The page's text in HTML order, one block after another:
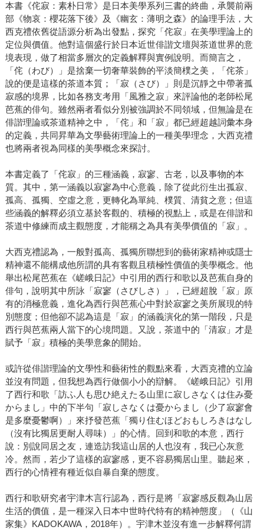
本書《侘寂：素朴日常》是日本美學系列三書的終曲，承襲前兩
部《物哀：櫻花落下後》及《幽玄：薄明之森》的論理手法，大
西克禮依舊從語源分析為出發點，探究「侘寂」在美學理論上的
定位與價值。他對這個盛行於日本近世俳諧文壇與茶道世界的意
境表現，做了相當多層次的定義解釋與實例說明。而簡言之，
「侘（わび）」是捨棄一切奢華裝飾的平淡簡樸之美，「侘茶」
說的便是這樣的茶道本質；「寂（さび）」則是沉靜之中帶著孤
寂感的境界，比如各務支考用「風雅之寂」來評論他的老師松尾
芭蕉的俳句。雖然兩者看似分別被強調於不同領域，但無論是在
俳諧理論或茶道精神之中，「侘」和「寂」都已經超越詞彙本身
的定義，共同昇華為文學藝術理論上的一種美學理念，大西克禮
也將兩者視為同樣的美學概念來探討。
本書定義了「侘寂」的三種涵義，寂寥、古老，以及事物的本
質。其中，第一涵義以寂寥為中心意義，除了從此衍生出孤寂、
孤高、孤獨、空虛之意，更轉化為單純、樸質、清貧之意；但這
些涵義的解釋必須立基於客觀的、積極的視點上，或是在俳諧和
茶道中修練而成主觀態度，才能稱之為具有美學價值的「寂」。
大西克禮認為，一般對孤高、孤獨所聯想到的藝術家精神或隱士
精神還不能構成他所謂的具有客觀且積極性價值的美學概念。他
舉出松尾芭蕉在《嵯峨日記》中引用的西行和歌以及芭蕉自身的
俳句，說明其中所詠「寂寥（さびしさ）」，已經超脫「寂」原
有的消極意義，進化為西行與芭蕉心中對於寂寥之美所展現的特
別態度；但他卻不認為這是「寂」的涵義演化的第一階段，只是
西行與芭蕉兩人當下的心境問題。又說，茶道中的「清寂」才是
賦予「寂」積極的美學意象的開始。
或許從俳諧理論的文學性和藝術性的觀點來看，大西克禮的立論
並沒有問題，但我想為西行做個小小的辯解。《嵯峨日記》引用
了西行和歌「訪ふ人も思ひ絶えたる山里に寂しさなくは住み憂
からまし」中的下半句「寂しさなくは憂からまし（少了寂寥會
是多麼憂鬱啊）」來抒發芭蕉「獨り住むほどおもしろきはなし
（沒有比獨居更耐人尋味）」的心情。回到和歌的本意，西行
說：別說同居之友，連造訪我這山居的人也沒有，我已心灰意
冷。然而，若少了這樣的寂寥感，更不容易獨居山里。聽起來，
西行的心情裡有種近似自暴自棄的態度。
西行和歌研究者宇津木言行認為，西行是將「寂寥感反觀為山居
生活的價值，是一種深入日本中世時代特有的精神態度」（《山
家集》KADOKAWA，2018年）。宇津木並沒有進一步解釋何謂